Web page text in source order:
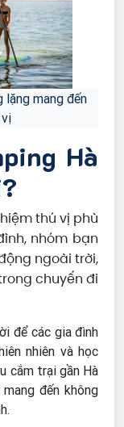
lặng mang đến
Hà
thú vị phù
nhóm bạn
ngoài trời,
chuyến đi
để các gia đình
nhiên và học
cắm trại gần Hà
đến không